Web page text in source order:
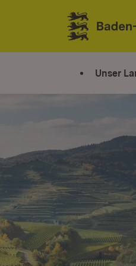
Zum Inhalt springen
Link zur
Unser